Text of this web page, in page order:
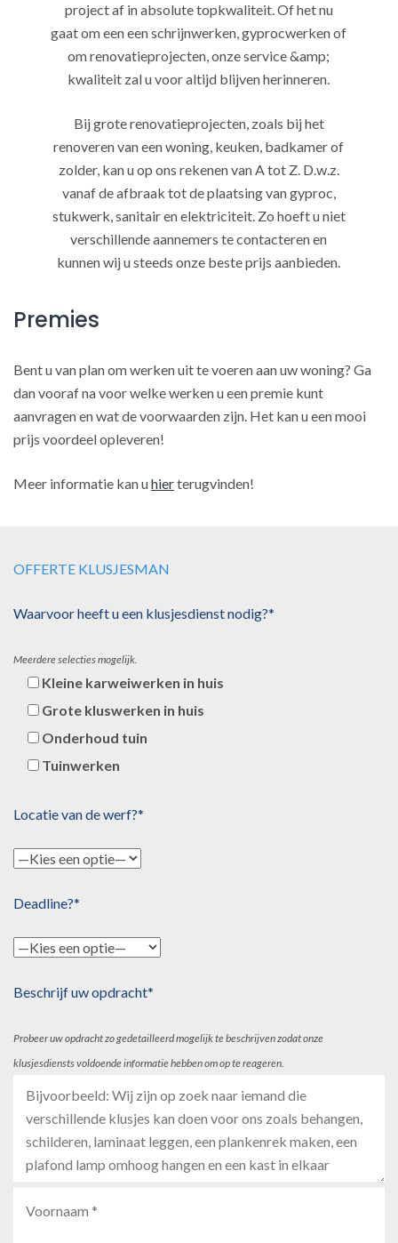
project af in absolute topkwaliteit. Of het nu
gaat om een een schrijnwerken, gyprocwerken of
om renovatieprojecten, onze service &amp;
kwaliteit zal u voor altijd blijven herinneren.
Bij grote renovatieprojecten, zoals bij het
renoveren van een woning, keuken, badkamer of
zolder, kan u op ons rekenen van A tot Z. D.w.z.
vanaf de afbraak tot de plaatsing van gyproc,
stukwerk, sanitair en elektriciteit. Zo hoeft u niet
verschillende aannemers te contacteren en
kunnen wij u steeds onze beste prijs aanbieden.
Premies
Bent u van plan om werken uit te voeren aan uw woning? Ga
dan vooraf na voor welke werken u een premie kunt
aanvragen en wat de voorwaarden zijn. Het kan u een mooi
prijs voordeel opleveren!
Meer informatie kan uhierterugvinden!
OFFERTE KLUSJESMAN
Waarvoor heeft u een klusjesdienst nodig?*
Meerdere selecties mogelijk.
Kleine karweiwerken in huis
Grote kluswerken in huis
Onderhoud tuin
Tuinwerken
Locatie van de werf?*
Deadline?*
Beschrijf uw opdracht*
Probeer uw opdracht zo gedetailleerd mogelijk te beschrijven zodat onze
klusjesdiensts voldoende informatie hebben om op te reageren.